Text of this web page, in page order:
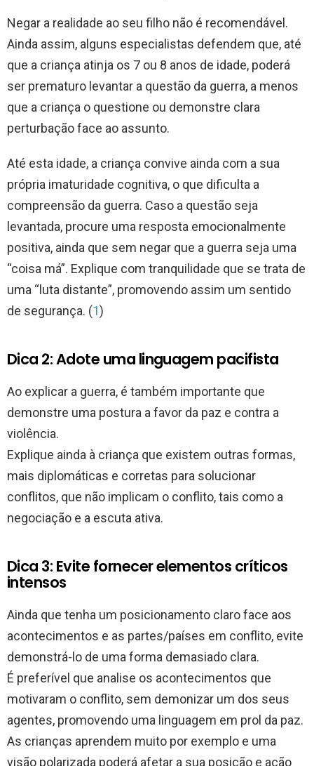
Negar a realidade ao seu filho não é recomendável.
Ainda assim, alguns especialistas defendem que, até
que a criança atinja os 7 ou 8 anos de idade, poderá
ser prematuro levantar a questão da guerra, a menos
que a criança o questione ou demonstre clara
perturbação face ao assunto.
Até esta idade, a criança convive ainda com a sua
própria imaturidade cognitiva, o que dificulta a
compreensão da guerra. Caso a questão seja
levantada, procure uma resposta emocionalmente
positiva, ainda que sem negar que a guerra seja uma
“coisa má”. Explique com tranquilidade que se trata de
uma “luta distante”, promovendo assim um sentido
de segurança. (1)
Dica 2: Adote uma linguagem pacifista
Ao explicar a guerra, é também importante que
demonstre uma postura a favor da paz e contra a
violência.
Explique ainda à criança que existem outras formas,
mais diplomáticas e corretas para solucionar
conflitos, que não implicam o conflito, tais como a
negociação e a escuta ativa.
Dica 3: Evite fornecer elementos críticos
intensos
Ainda que tenha um posicionamento claro face aos
acontecimentos e as partes/países em conflito, evite
demonstrá-lo de uma forma demasiado clara.
É preferível que analise os acontecimentos que
motivaram o conflito, sem demonizar um dos seus
agentes, promovendo uma linguagem em prol da paz.
As crianças aprendem muito por exemplo e uma
visão polarizada poderá afetar a sua posição e ação